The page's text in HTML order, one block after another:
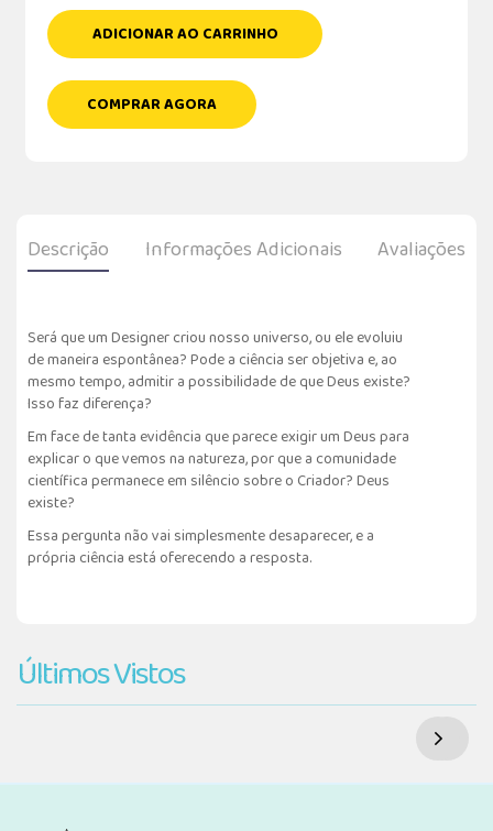
ADICIONAR AO CARRINHO
COMPRAR AGORA
Descrição Informações Adicionais Avaliações
Será que um Designer criou nosso universo, ou ele evoluiu
de maneira espontânea? Pode a ciência ser objetiva e, ao
mesmo tempo, admitir a possibilidade de que Deus existe?
Isso faz diferença?
Em face de tanta evidência que parece exigir um Deus para
explicar o que vemos na natureza, por que a comunidade
científica permanece em silêncio sobre o Criador? Deus
existe?
Essa pergunta não vai simplesmente desaparecer, e a
própria ciência está oferecendo a resposta.
Últimos Vistos